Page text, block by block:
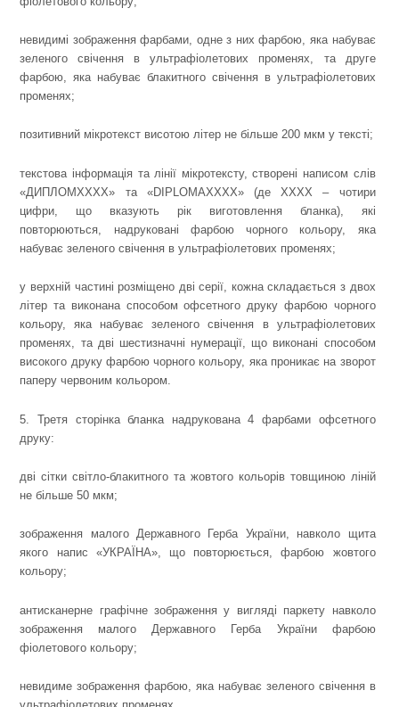
невидимі зображення фарбами, одне з них фарбою, яка набуває
зеленого свічення в ультрафіолетових променях, та друге
фарбою, яка набуває блакитного свічення в ультрафіолетових
променях;
позитивний мікротекст висотою літер не більше 200 мкм у тексті;
текстова інформація та лінії мікротексту, створені написом слів
«ДИПЛОМХХХХ» та «DIPLOMAХХХХ» (де ХХХХ – чотири
цифри, що вказують рік виготовлення бланка), які
повторюються, надруковані фарбою чорного кольору, яка
набуває зеленого свічення в ультрафіолетових променях;
у верхній частині розміщено дві серії, кожна складається з двох
літер та виконана способом офсетного друку фарбою чорного
кольору, яка набуває зеленого свічення в ультрафіолетових
променях, та дві шестизначні нумерації, що виконані способом
високого друку фарбою чорного кольору, яка проникає на зворот
паперу червоним кольором.
5. Третя сторінка бланка надрукована 4 фарбами офсетного
друку:
дві сітки світло-блакитного та жовтого кольорів товщиною ліній
не більше 50 мкм;
зображення малого Державного Герба України, навколо щита
якого напис «УКРАЇНА», що повторюється, фарбою жовтого
кольору;
антисканерне графічне зображення у вигляді паркету навколо
зображення малого Державного Герба України фарбою
фіолетового кольору;
невидиме зображення фарбою, яка набуває зеленого свічення в